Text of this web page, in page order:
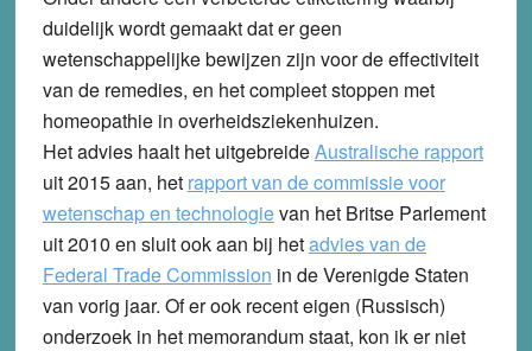
duidelijk wordt gemaakt dat er geen
wetenschappelijke bewijzen zijn voor de effectiviteit
van de remedies, en het compleet stoppen met
homeopathie in overheidsziekenhuizen.
Het advies haalt het uitgebreideAustralische rapport
uit 2015 aan, het rapport van de commissie voor
wetenschap en technologievan het Britse Parlement
uit 2010 en sluit ook aan bij hetadvies van de
Federal Trade Commission in de Verenigde Staten
van vorig jaar. Of er ook recent eigen (Russisch)
onderzoek in het memorandum staat, kon ik er niet